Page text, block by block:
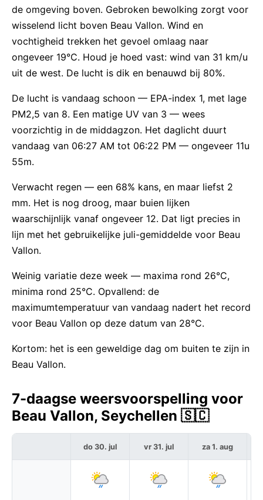
de omgeving boven. Gebroken bewolking zorgt voor
wisselend licht boven Beau Vallon. Wind en
vochtigheid trekken het gevoel omlaag naar
ongeveer 19°C. Houd je hoed vast: wind van 31 km/u
uit de west. De lucht is dik en benauwd bij 80%.
De lucht is vandaag schoon — EPA-index 1, met lage
PM2,5 van 8. Een matige UV van 3 — wees
voorzichtig in de middagzon. Het daglicht duurt
vandaag van 06:27 AM tot 06:22 PM — ongeveer 11u
55m.
Verwacht regen — een 68% kans, en maar liefst 2
mm. Het is nog droog, maar buien lijken
waarschijnlijk vanaf ongeveer 12. Dat ligt precies in
lijn met het gebruikelijke juli-gemiddelde voor Beau
Vallon.
Weinig variatie deze week — maxima rond 26°C,
minima rond 25°C. Opvallend: de
maximumtemperatuur van vandaag nadert het record
voor Beau Vallon op deze datum van 28°C.
Kortom: het is een geweldige dag om buiten te zijn in
Beau Vallon.
7-daagse weersvoorspelling voor
Beau Vallon, Seychellen 🇸🇨
do 30. jul vr 31. jul za 1. aug